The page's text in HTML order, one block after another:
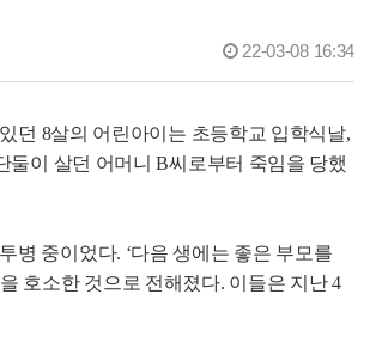
22-03-08 16:34
던 8살의 어린아이는 초등학교 입학식날,
둘이 살던 어머니 B씨로부터 죽임을 당했
병 중이었다. ‘다음 생에는 좋은 부모를
호소한 것으로 전해졌다. 이들은 지난 4